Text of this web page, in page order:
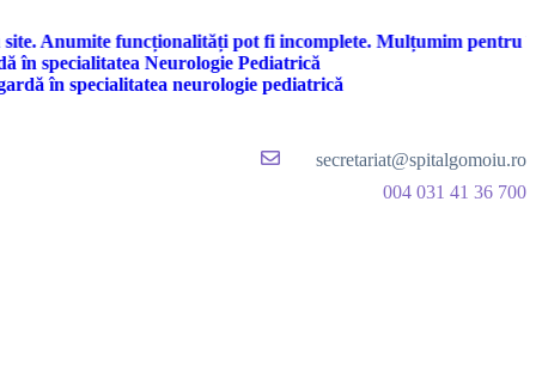
funcționalități pot fi incomplete. Mulțumim pentru
Neurologie Pediatrică
specialitatea neurologie pediatrică
secretariat@spitalgomoiu.ro
004 031 41 36 700